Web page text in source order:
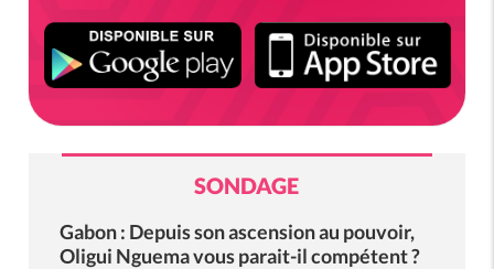
SONDAGE
Gabon : Depuis son ascension au pouvoir,
Oligui Nguema vous parait-il compétent ?